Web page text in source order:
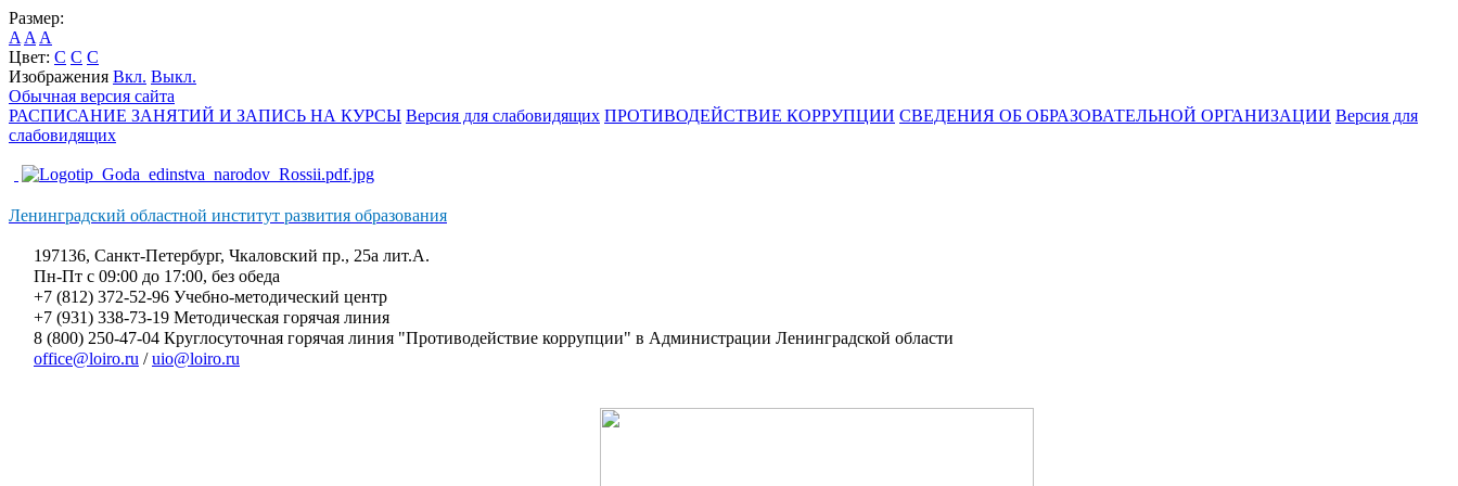
Размер:
A A A
Цвет: C C C
Изображения Вкл. Выкл.
Обычная версия сайта
РАСПИСАНИЕ ЗАНЯТИЙ И ЗАПИСЬ НА КУРСЫ Версия для слабовидящих ПРОТИВОДЕЙСТВИЕ КОРРУПЦИИ СВЕДЕНИЯ ОБ ОБРАЗОВАТЕЛЬНОЙ ОРГАНИЗАЦИИ Версия для
слабовидящих
Ленинградский областной институт развития образования
197136, Санкт-Петербург, Чкаловский пр., 25а лит.А.
Пн-Пт с 09:00 до 17:00, без обеда
+7 (812) 372-52-96 Учебно-методический центр
+7 (931) 338-73-19 Методическая горячая линия
8 (800) 250-47-04 Круглосуточная горячая линия "Противодействие коррупции" в Администрации Ленинградской области
office@loiro.ru /uio@loiro.ru